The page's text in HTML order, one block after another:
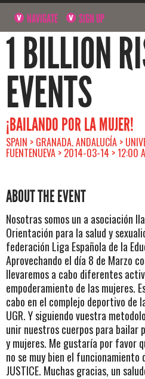
NAVIGATE SIGN UP
1 BILLION
EVENTS
¡BAILANDO POR LA MUJER!
SPAIN > GRANADA. ANDALUCÍA >
FUENTENUEVA > 2014-03-14 > 12:00
ABOUT THE EVENT
Nosotras somos un a asociación
Orientación para la salud y
federación Liga Española de la
Aprovechando el día 8 de Marzo
llevaremos a cabo diferentes
empoderamiento de las mujeres.
cabo en el complejo deportivo de
UGR. Y siguiendo vuestra
unir nuestros cuerpos para bailar
y mujeres. Me gustaría por favor
no se muy bien el funcionamiento
JUSTICE. Muchas gracias, un